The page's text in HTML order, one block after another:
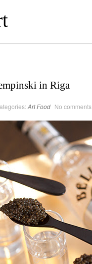
in Riga
ArtFood No comments